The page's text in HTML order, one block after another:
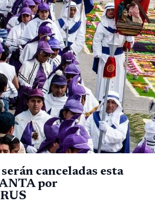
canceladas esta
por